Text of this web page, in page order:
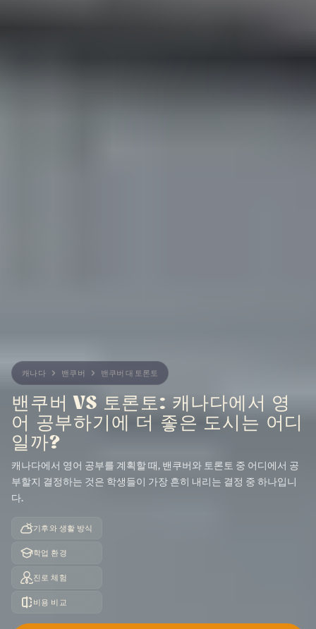
캐나다 밴쿠버 밴쿠버 대 토론토
밴쿠버 VS 토론토: 캐나다에서 영
어 공부하기에 더 좋은 도시는 어디
일까?
캐나다에서 영어 공부를 계획할 때, 밴쿠버와 토론토 중 어디에서 공
부할지 결정하는 것은 학생들이 가장 흔히 내리는 결정 중 하나입니
다.
기후와 생활 방식
학업 환경
진로 체험
비용 비교